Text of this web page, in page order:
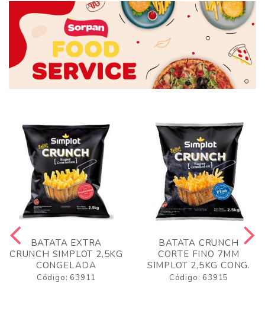
BATATA EXTRA
CRUNCH SIMPLOT 2,5KG
CONGELADA
Código: 63911
BATATA CRUNCH
CORTE FINO 7MM
SIMPLOT 2,5KG CONG.
Código: 63915